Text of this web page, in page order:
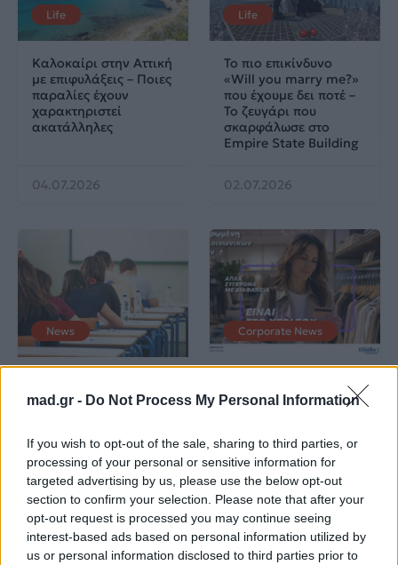
mad.gr - Do Not Process My Personal Information
If you wish to opt-out of the sale, sharing to third parties, or
processing of your personal or sensitive information for
targeted advertising by us, please use the below opt-out
section to confirm your selection. Please note that after your
opt-out request is processed you may continue seeing
interest-based ads based on personal information utilized by
us or personal information disclosed to third parties prior to
Life
Καλοκαίρι στην Αττική
με επιφυλάξεις – Ποιες
παραλίες έχουν
χαρακτηριστεί
ακατάλληλες
04.07.2026
Life
Το πιο επικίνδυνο
«Will you marry me?»
που έχουμε δει ποτέ –
Το ζευγάρι που
σκαρφάλωσε στο
Empire State Building
02.07.2026
News
Στην κορυφή των
βαθμολογιών η
Παπακώστα με 19.780
μόρια
26.06.2026
Corporate News
προνοιακές παροχές!
26.06.2026